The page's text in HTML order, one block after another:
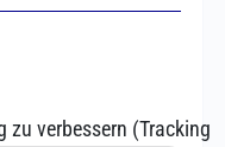
zu verbessern (Tracking